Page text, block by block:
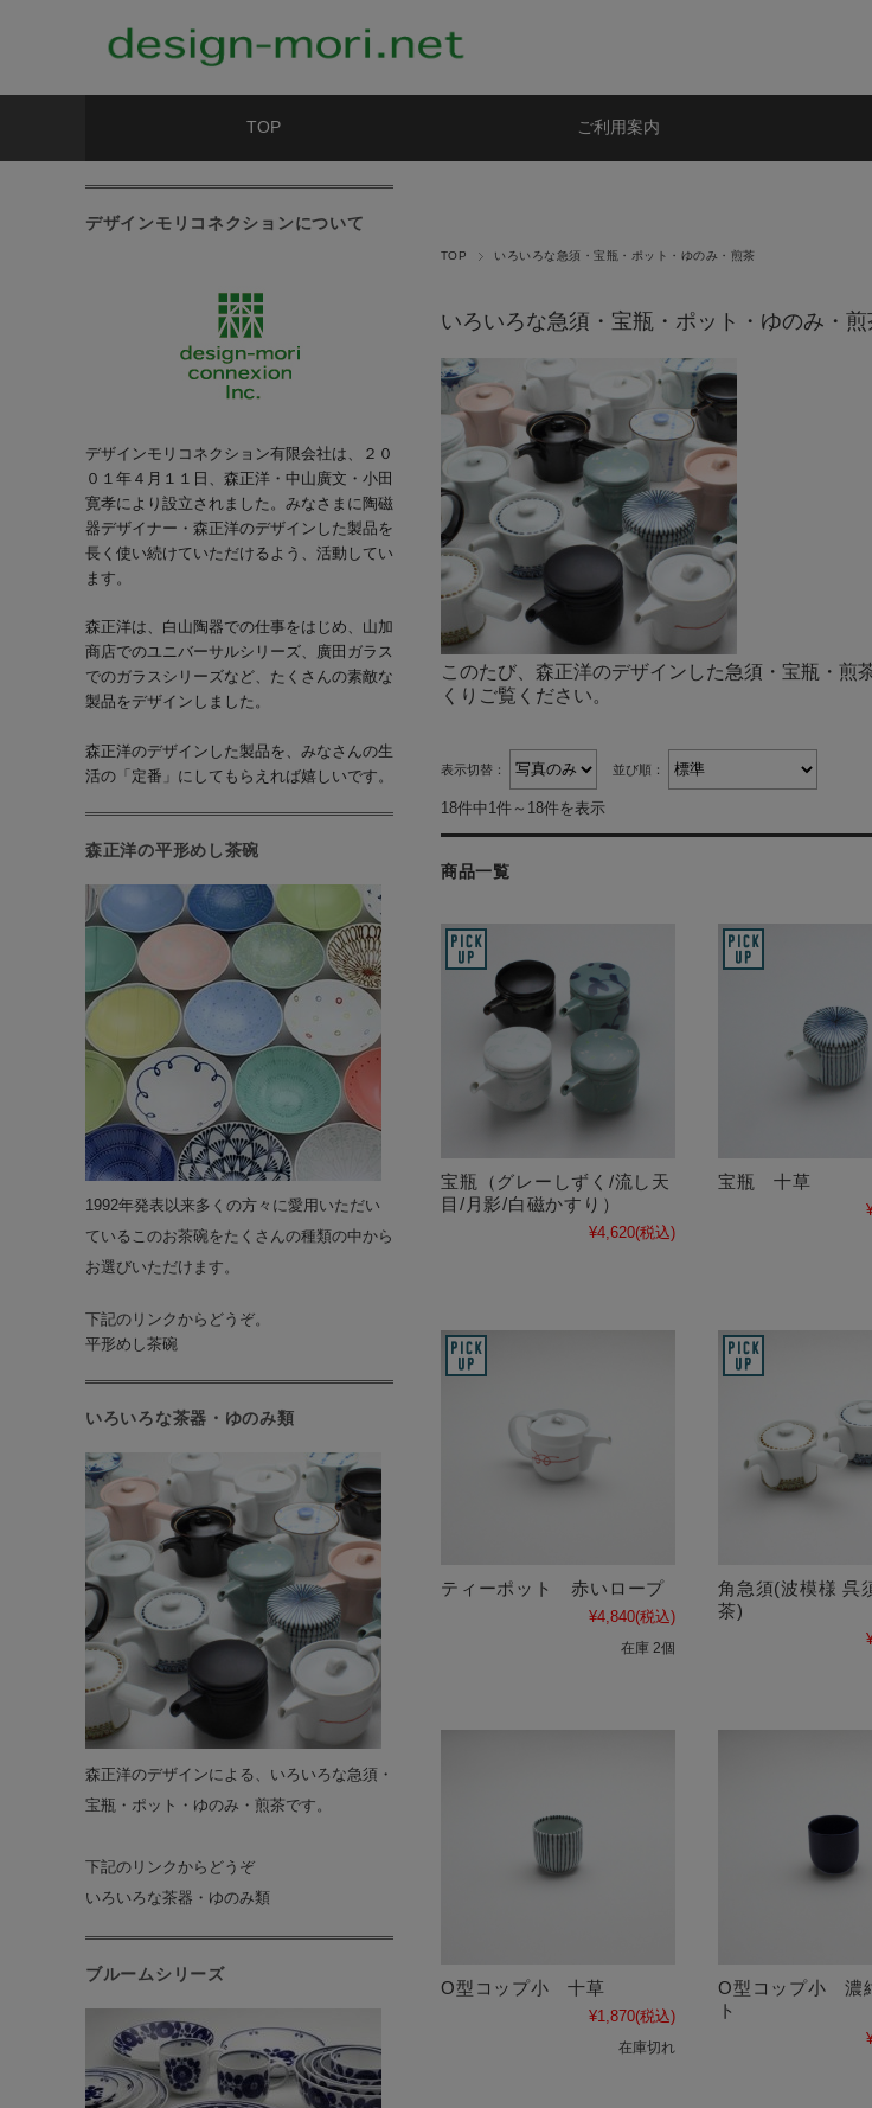
TOP ご利用案内
TOP いろいろな急須・宝瓶・ポット・ゆのみ・煎茶
いろいろな急須・宝瓶・ポット・ゆのみ・煎
このたび、森正洋のデザインした急須・宝瓶・煎
くりご覧ください。
表示切替： 並び順：
18件中1件～18件を表示
商品一覧
宝瓶（グレーしずく/流し天
目/月影/白磁かすり）
¥4,620(税込)
宝瓶 十草
ティーポット 赤いロープ
¥4,840(税込)
在庫 2個
角急須(波模様 呉
茶)
O型コップ小 十草
¥1,870(税込)
在庫切れ
O型コップ小 濃
ト
デザインモリコネクションについて
デザインモリコネクション有限会社は、２０
０１年４月１１日、森正洋・中山廣文・小田
寛孝により設立されました。みなさまに陶磁
器デザイナー・森正洋のデザインした製品を
長く使い続けていただけるよう、活動してい
ます。
森正洋は、白山陶器での仕事をはじめ、山加
商店でのユニバーサルシリーズ、廣田ガラス
でのガラスシリーズなど、たくさんの素敵な
製品をデザインしました。
森正洋のデザインした製品を、みなさんの生
活の「定番」にしてもらえれば嬉しいです。
森正洋の平形めし茶碗
1992年発表以来多くの方々に愛用いただい
ているこのお茶碗をたくさんの種類の中から
お選びいただけます。
下記のリンクからどうぞ。
平形めし茶碗
いろいろな茶器・ゆのみ類
森正洋のデザインによる、いろいろな急須・
宝瓶・ポット・ゆのみ・煎茶です。
下記のリンクからどうぞ
いろいろな茶器・ゆのみ類
ブルームシリーズ